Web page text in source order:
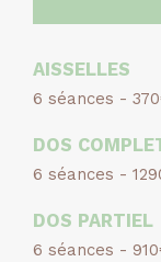
AISSELLES
6 séances -
DOS
6 séances -
DOS PARTIEL
6 séances -